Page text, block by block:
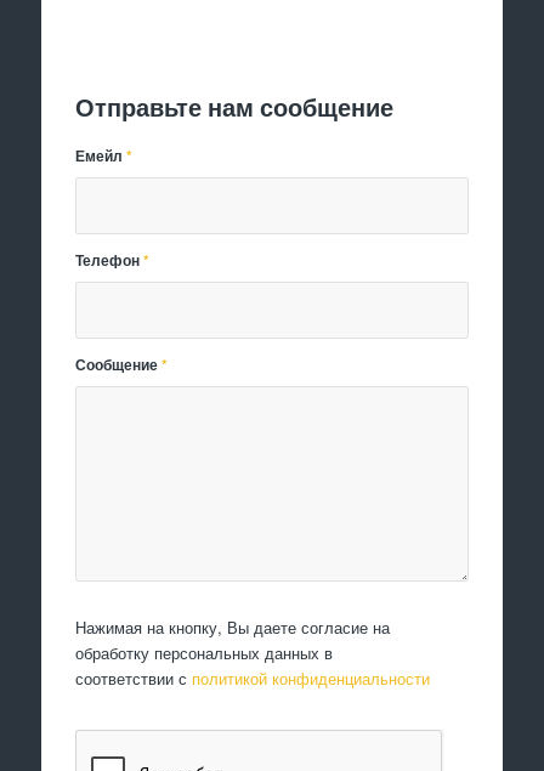
Отправьте нам сообщение
Емейл*
Телефон*
Сообщение*
Нажимая на кнопку, Вы даете согласие на
обработку персональных данных в
соответствии с политикой конфиденциальности